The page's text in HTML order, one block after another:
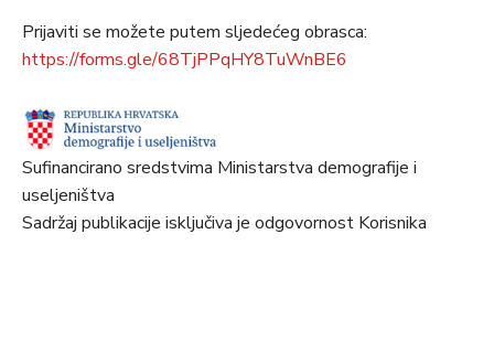
Prijaviti se možete putem sljedećeg obrasca:
https://forms.gle/68TjPPqHY8TuWnBE6
Sufinancirano sredstvima Ministarstva demografije i
useljeništva
Sadržaj publikacije isključiva je odgovornost Korisnika